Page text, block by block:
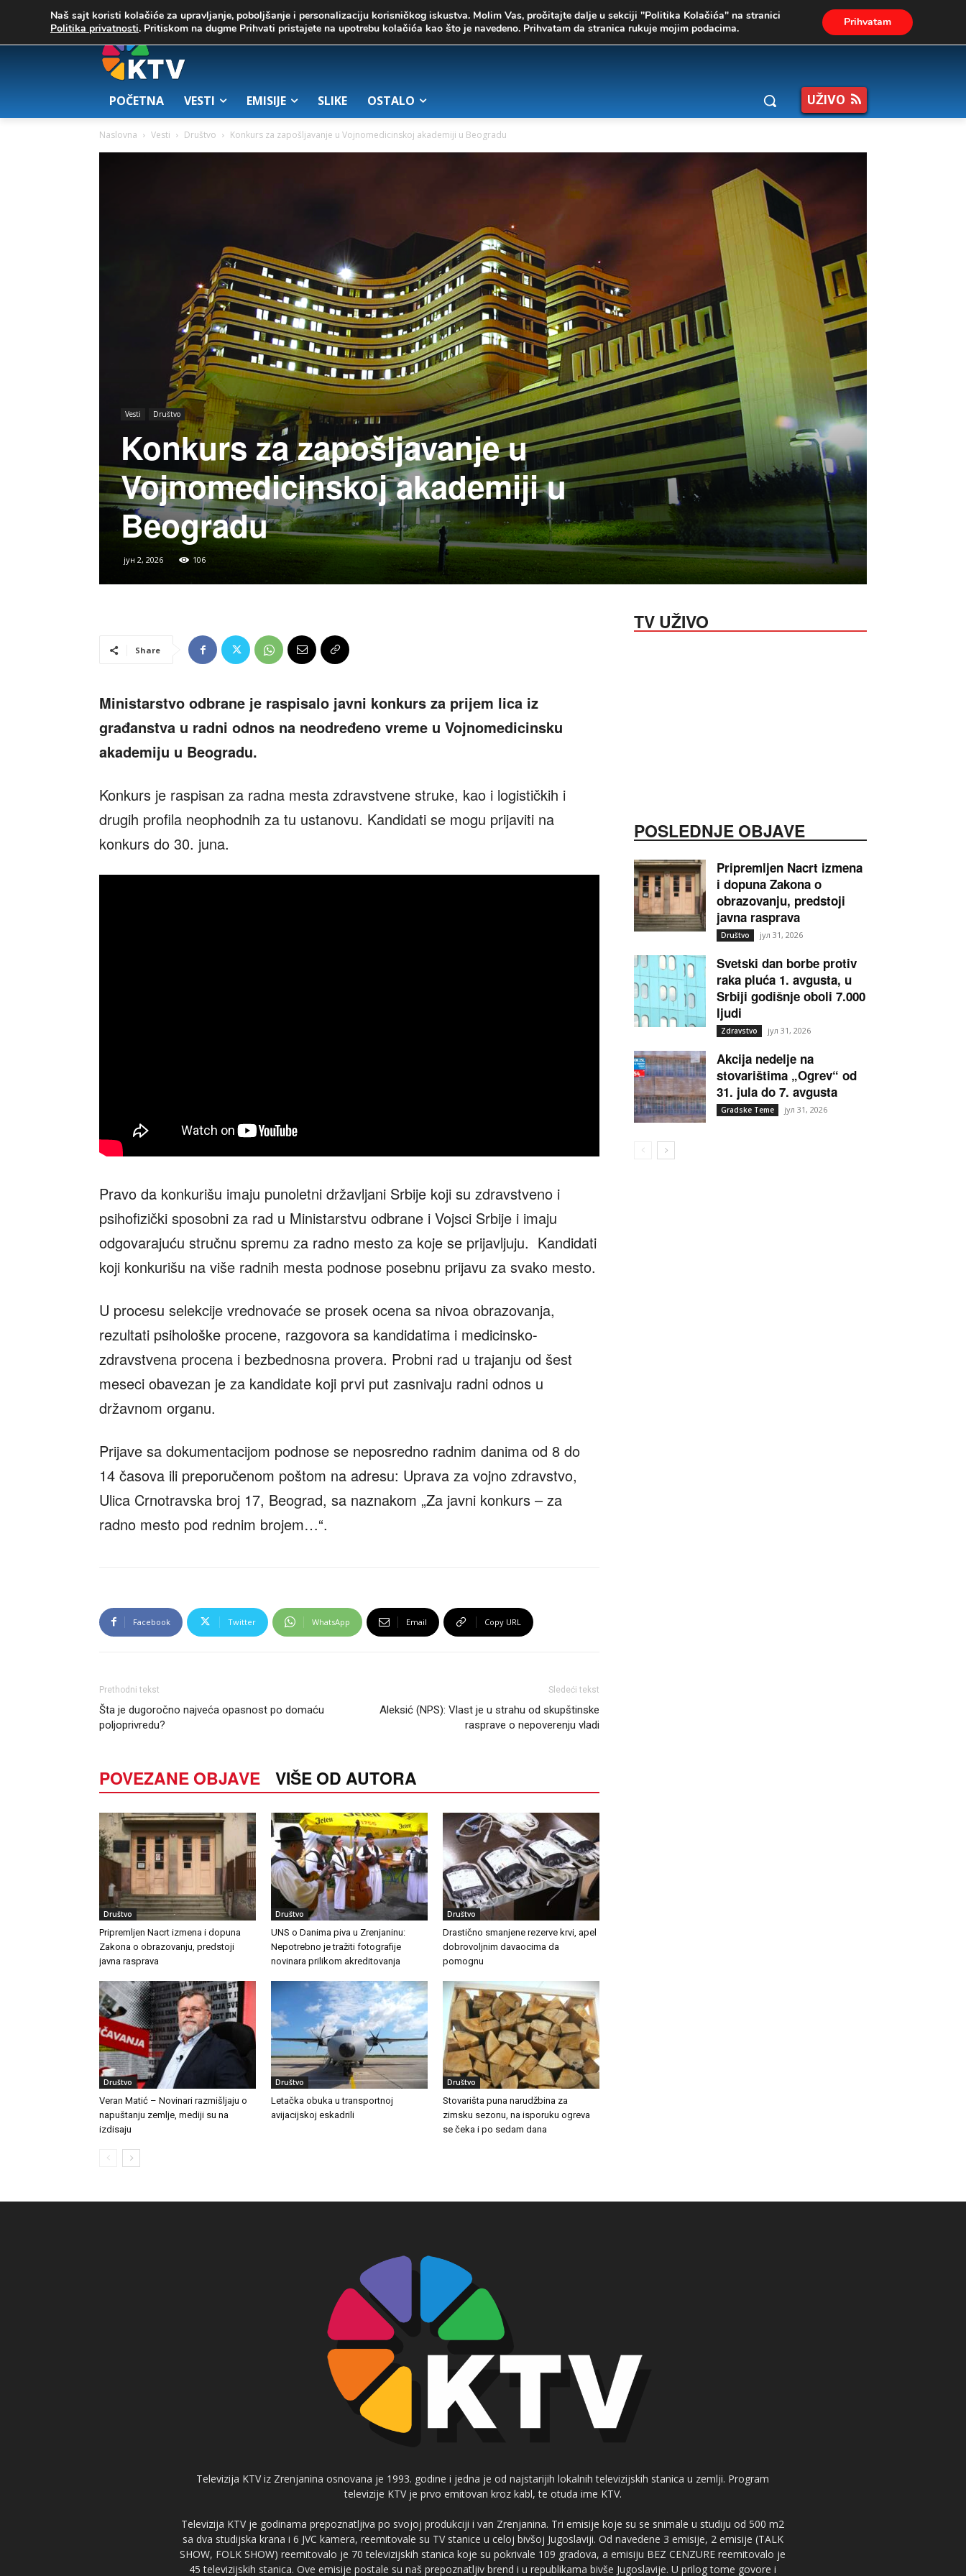
20.8 Zrenjanin 03. август 2026.
POČETNA VESTI EMISIJE SLIKE OSTALO UŽIVO
Naslovna Vesti Društvo Konkurs za zapošljavanje u Vojnomedicinskoj akademiji u Beogradu
Vesti Društvo
Konkurs za zapošljavanje u
Vojnomedicinskoj akademiji u
Beogradu
јун 2, 2026 106
Share
Ministarstvo odbrane je raspisalo javni konkurs za prijem lica iz
građanstva u radni odnos na neodređeno vreme u Vojnomedicinsku
akademiju u Beogradu.
Konkurs je raspisan za radna mesta zdravstvene struke, kao i logističkih i
drugih profila neophodnih za tu ustanovu. Kandidati se mogu prijaviti na
konkurs do 30. juna.
Pravo da konkurišu imaju punoletni državljani Srbije koji su zdravstveno i
psihofizički sposobni za rad u Ministarstvu odbrane i Vojsci Srbije i imaju
odgovarajuću stručnu spremu za radno mesto za koje se prijavljuju. Kandidati
koji konkurišu na više radnih mesta podnose posebnu prijavu za svako mesto.
U procesu selekcije vrednovaće se prosek ocena sa nivoa obrazovanja,
rezultati psihološke procene, razgovora sa kandidatima i medicinsko-
zdravstvena procena i bezbednosna provera. Probni rad u trajanju od šest
meseci obavezan je za kandidate koji prvi put zasnivaju radni odnos u
državnom organu.
Prijave sa dokumentacijom podnose se neposredno radnim danima od 8 do
14 časova ili preporučenom poštom na adresu: Uprava za vojno zdravstvo,
Ulica Crnotravska broj 17, Beograd, sa naznakom „Za javni konkurs – za
radno mesto pod rednim brojem…“.
Facebook Twitter WhatsApp Email Copy URL
Prethodni tekst
Šta je dugoročno najveća opasnost po domaću
poljoprivredu?
Sledeći tekst
Aleksić (NPS): Vlast je u strahu od skupštinske
rasprave o nepoverenju vladi
POVEZANE OBJAVE VIŠE OD AUTORA
Društvo
Pripremljen Nacrt izmena i dopuna
Zakona o obrazovanju, predstoji
javna rasprava
Društvo
UNS o Danima piva u Zrenjaninu:
Nepotrebno je tražiti fotografije
novinara prilikom akreditovanja
Društvo
Drastično smanjene rezerve krvi, apel
dobrovoljnim davaocima da
pomognu
Društvo
Veran Matić – Novinari razmišljaju o
napuštanju zemlje, mediji su na
izdisaju
Društvo
Letačka obuka u transportnoj
avijacijskoj eskadrili
Društvo
Stovarišta puna narudžbina za
zimsku sezonu, na isporuku ogreva
se čeka i po sedam dana
TV UŽIVO
POSLEDNJE OBJAVE
Pripremljen Nacrt izmena
i dopuna Zakona o
obrazovanju, predstoji
javna rasprava
Društvo јул 31, 2026
Svetski dan borbe protiv
raka pluća 1. avgusta, u
Srbiji godišnje oboli 7.000
ljudi
Zdravstvo јул 31, 2026
Akcija nedelje na
stovarištima „Ogrev“ od
31. jula do 7. avgusta
Gradske Teme јул 31, 2026
Televizija KTV iz Zrenjanina osnovana je 1993. godine i jedna je od najstarijih lokalnih televizijskih stanica u zemlji. Program
televizije KTV je prvo emitovan kroz kabl, te otuda ime KTV.
Televizija KTV je godinama prepoznatljiva po svojoj produkciji i van Zrenjanina. Tri emisije koje su se snimale u studiju od 500 m2
sa dva studijska krana i 6 JVC kamera, reemitovale su TV stanice u celoj bivšoj Jugoslaviji. Od navedene 3 emisije, 2 emisije (TALK
SHOW, FOLK SHOW) reemitovalo je 70 televizijskih stanica koje su pokrivale 109 gradova, a emisiju BEZ CENZURE reemitovalo je
45 televizijskih stanica. Ove emisije postale su naš prepoznatljiv brend i u republikama bivše Jugoslavije. U prilog tome govore i
Naš sajt koristi kolačiće za upravljanje, poboljšanje i personalizaciju korisničkog iskustva. Molim Vas, pročitajte dalje u sekciji "Politika Kolačića" na stranici
Politika privatnosti. Pritiskom na dugme Prihvati pristajete na upotrebu kolačića kao što je navedeno. Prihvatam da stranica rukuje mojim podacima. Prihvatam